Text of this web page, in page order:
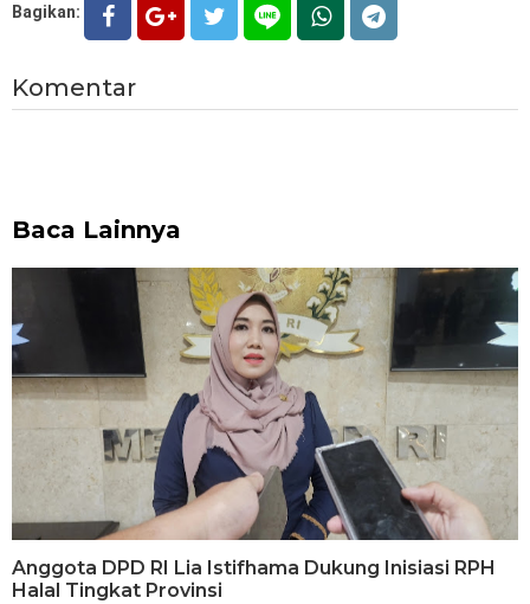
Bagikan:
Komentar
Baca Lainnya
Anggota DPD RI Lia Istifhama Dukung Inisiasi RPH
Halal Tingkat Provinsi